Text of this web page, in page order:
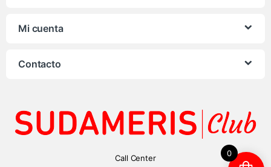
Mi cuenta
Contacto
Call Center 0